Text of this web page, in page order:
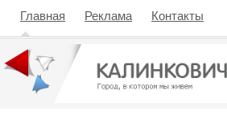
Главная Реклама Контакты